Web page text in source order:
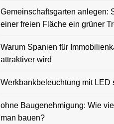
Gemeinschaftsgarten anlegen:
einer freien Fläche ein grüner
Warum Spanien für
attraktiver wird
Werkbankbeleuchtung mit LED
ohne Baugenehmigung: Wie
man bauen?